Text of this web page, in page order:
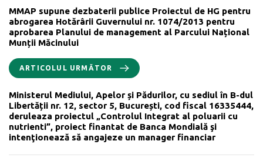
MMAP supune dezbaterii publice Proiectul de HG pentru
abrogarea Hotărârii Guvernului nr. 1074/2013 pentru
aprobarea Planului de management al Parcului Național
Munții Măcinului
ARTICOLUL URMĂTOR
Ministerul Mediului, Apelor și Pădurilor, cu sediul în B-dul
Libertății nr. 12, sector 5, București, cod fiscal 16335444,
deruleaza proiectul „Controlul Integrat al poluarii cu
nutrienti”, proiect finantat de Banca Mondială şi
intenţionează să angajeze un manager financiar